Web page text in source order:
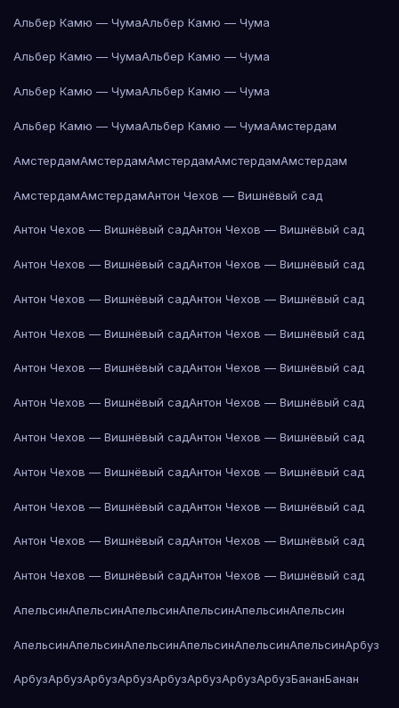
Альбер Камю — ЧумаАльбер Камю — Чума
Альбер Камю — ЧумаАльбер Камю — Чума
Альбер Камю — ЧумаАльбер Камю — Чума
Альбер Камю — ЧумаАльбер Камю — ЧумаАмстердам
АмстердамАмстердамАмстердамАмстердамАмстердам
АмстердамАмстердамАнтон Чехов — Вишнёвый сад
Антон Чехов — Вишнёвый садАнтон Чехов — Вишнёвый сад
Антон Чехов — Вишнёвый садАнтон Чехов — Вишнёвый сад
Антон Чехов — Вишнёвый садАнтон Чехов — Вишнёвый сад
Антон Чехов — Вишнёвый садАнтон Чехов — Вишнёвый сад
Антон Чехов — Вишнёвый садАнтон Чехов — Вишнёвый сад
Антон Чехов — Вишнёвый садАнтон Чехов — Вишнёвый сад
Антон Чехов — Вишнёвый садАнтон Чехов — Вишнёвый сад
Антон Чехов — Вишнёвый садАнтон Чехов — Вишнёвый сад
Антон Чехов — Вишнёвый садАнтон Чехов — Вишнёвый сад
Антон Чехов — Вишнёвый садАнтон Чехов — Вишнёвый сад
Антон Чехов — Вишнёвый садАнтон Чехов — Вишнёвый сад
АпельсинАпельсинАпельсинАпельсинАпельсинАпельсин
АпельсинАпельсинАпельсинАпельсинАпельсинАпельсинАрбуз
АрбузАрбузАрбузАрбузАрбузАрбузАрбузАрбузБананБанан